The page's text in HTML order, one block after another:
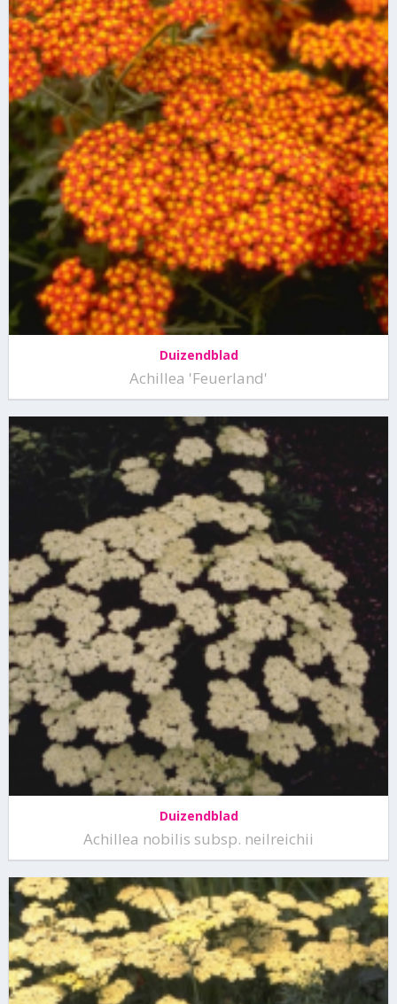
Duizendblad
Achillea 'Feuerland'
Duizendblad
Achillea nobilis subsp. neilreichii